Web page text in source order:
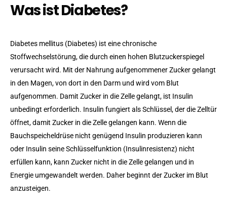
Was ist Diabetes?
Diabetes mellitus (Diabetes) ist eine chronische
Stoffwechselstörung, die durch einen hohen Blutzuckerspiegel
verursacht wird. Mit der Nahrung aufgenommener Zucker gelangt
in den Magen, von dort in den Darm und wird vom Blut
aufgenommen. Damit Zucker in die Zelle gelangt, ist Insulin
unbedingt erforderlich. Insulin fungiert als Schlüssel, der die Zelltür
öffnet, damit Zucker in die Zelle gelangen kann. Wenn die
Bauchspeicheldrüse nicht genügend Insulin produzieren kann
oder Insulin seine Schlüsselfunktion (Insulinresistenz) nicht
erfüllen kann, kann Zucker nicht in die Zelle gelangen und in
Energie umgewandelt werden. Daher beginnt der Zucker im Blut
anzusteigen.